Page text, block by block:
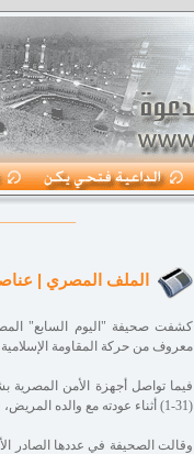
الملف المصري |
كشفت صحيفة "اليوم السابع"
معروف من حركة المقاومة
فيما تواصل أجهزة الأمن
(31-1) أثناء عودته مع والده المريض، في رحلة علاجٍ استمرَّت 22 يومًا.